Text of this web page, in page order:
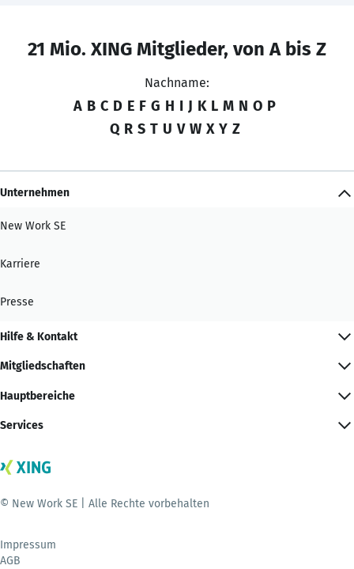
21 Mio. XING Mitglieder, von A bis Z
Nachname:
A B C D E F G H I J K L M N O P
Q R S T U V W X Y Z
Unternehmen
New Work SE
Karriere
Presse
Hilfe & Kontakt
Mitgliedschaften
Hauptbereiche
Services
© New Work SE | Alle Rechte vorbehalten
Impressum
AGB